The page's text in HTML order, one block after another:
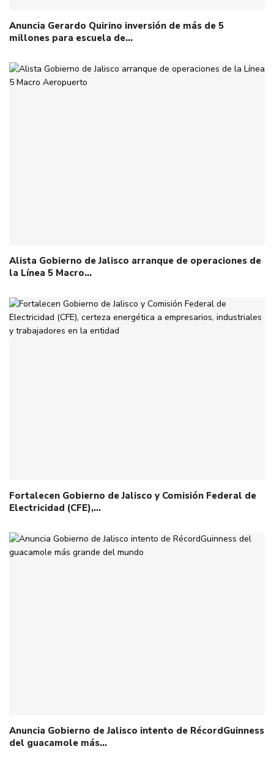
Anuncia Gerardo Quirino inversión de más de 5
millones para escuela de…
Alista Gobierno de Jalisco arranque de operaciones de
la Línea 5 Macro…
Fortalecen Gobierno de Jalisco y Comisión Federal de
Electricidad (CFE),…
Anuncia Gobierno de Jalisco intento de RécordGuinness
del guacamole más…